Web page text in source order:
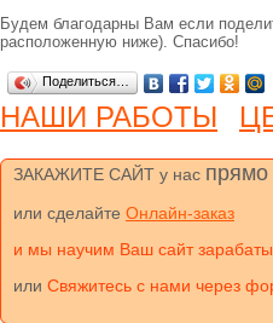
Будем благодарны Вам если
расположенную ниже). Спасибо!
Поделиться…
НАШИ РАБОТЫ
ЗАКАЖИТЕ САЙТ у нас прямо
или сделайте Онлайн-заказ
и мы научим Ваш сайт
или Свяжитесь с нами через